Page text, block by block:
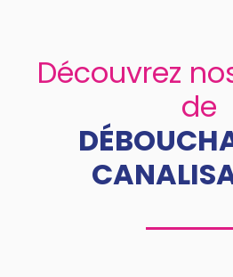
Découvrez
de